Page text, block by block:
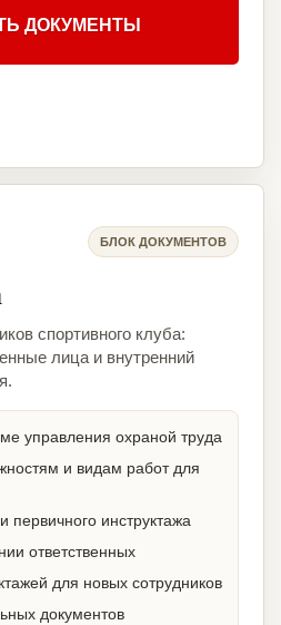
ДОКУМЕНТЫ
БЛОК ДОКУМЕНТОВ
спортивного клуба:
лица и внутренний
управления охраной труда
и видам работ для
первичного инструктажа
ответственных
для новых сотрудников
документов